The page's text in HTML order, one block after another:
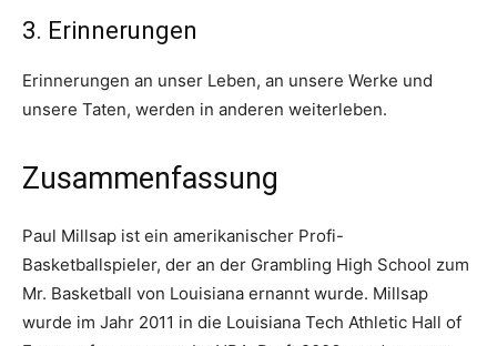
3. Erinnerungen
Erinnerungen an unser Leben, an unsere Werke und
unsere Taten, werden in anderen weiterleben.
Zusammenfassung
Paul Millsap ist ein amerikanischer Profi-
Basketballspieler, der an der Grambling High School zum
Mr. Basketball von Louisiana ernannt wurde. Millsap
wurde im Jahr 2011 in die Louisiana Tech Athletic Hall of